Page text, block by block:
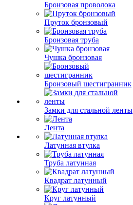
Бронзовая проволока
Пруток бронзовый
Бронзовая труба
Чушка бронзовая
Бронзовый шестигранник
Замки для стальной ленты
Лента
Латунная втулка
Труба латунная
Квадрат латунный
Круг латунный